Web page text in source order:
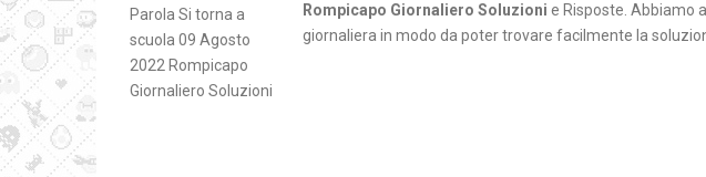
Rompicapo Giornaliero Soluzioni e Risposte. Abbiamo
giornaliera in modo da poter trovare facilmente la